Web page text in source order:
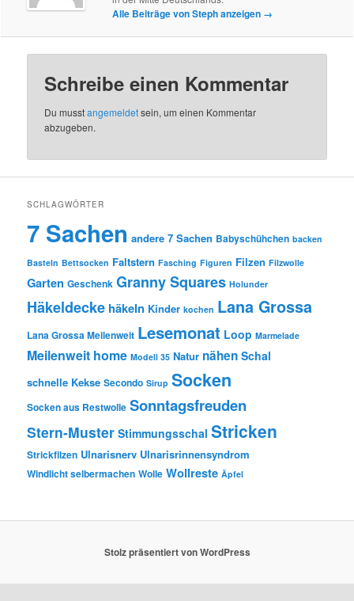
Alle Beiträge von Steph anzeigen →
Schreibe einen Kommentar
Du musstangemeldetsein, um einen Kommentar
abzugeben.
SCHLAGWÖRTER
7 Sachen andere 7 Sachen Babyschühchen backen
Basteln Bettsocken Faltstern Fasching Figuren Filzen Filzwolle
Garten Geschenk Granny Squares Holunder
Häkeldecke häkeln Kinder kochen Lana Grossa
Lana Grossa Meilenweit Lesemonat Loop Marmelade
Meilenweit home Modell 35 Natur nähen Schal
schnelle Kekse Secondo Sirup Socken
Socken aus Restwolle Sonntagsfreuden
Stern-Muster Stimmungsschal Stricken
Strickfilzen Ulnarisnerv Ulnarisrinnensyndrom
Windlicht selbermachen Wolle Wollreste Äpfel
Stolz präsentiert von WordPress